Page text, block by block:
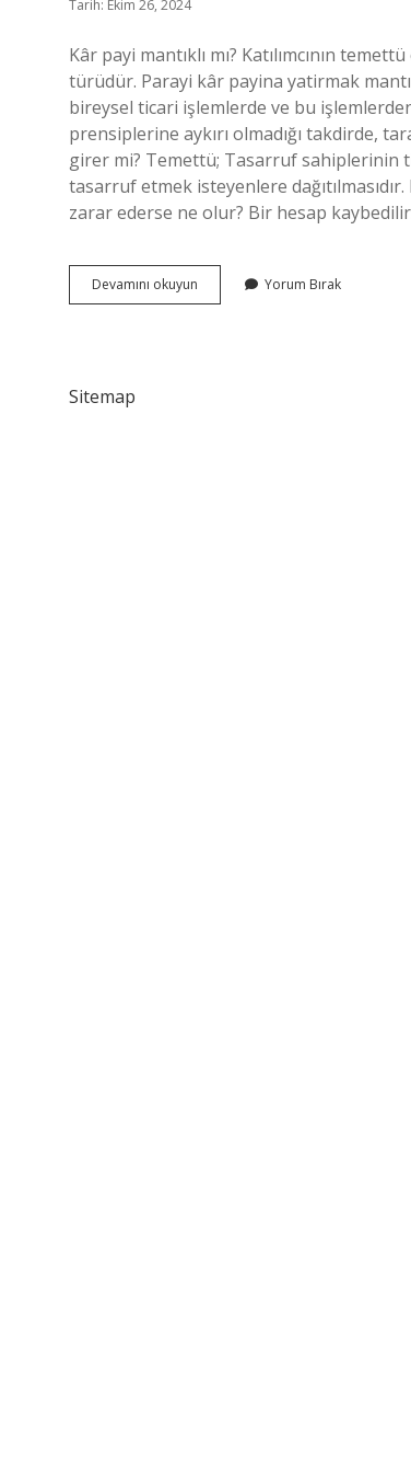
Tarih: Ekim 26, 2024
Kâr payi mantıklı mı? Katılımcının
türüdür. Parayi kâr payina yatirmak
bireysel ticari işlemlerde ve bu
prensiplerine aykırı olmadığı takdirde,
girer mi? Temettü; Tasarruf sahiplerinin
tasarruf etmek isteyenlere dağıtılmasıdır.
zarar ederse ne olur? Bir hesap
Devamını okuyun
Payından
Yorum Bırak
Sitemap